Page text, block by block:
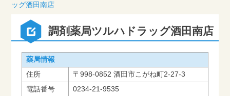
ッグ酒田南店
調剤薬局ツルハドラッグ酒田南店
薬局情報
住所
〒998-0852 酒田市こがね町2-27-3
電話番号
0234-21-9535